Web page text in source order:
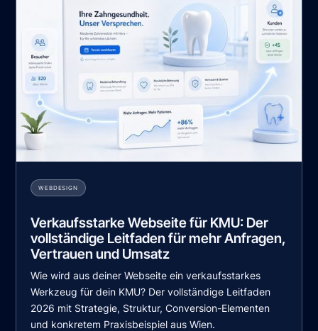
WEBDESIGN
Verkaufsstarke Webseite für KMU: Der
vollständige Leitfaden für mehr Anfragen,
Vertrauen und Umsatz
Wie wird aus deiner Webseite ein verkaufsstarkes
Werkzeug für dein KMU? Der vollständige Leitfaden
2026 mit Strategie, Struktur, Conversion-Elementen
und konkretem Praxisbeispiel aus Wien.